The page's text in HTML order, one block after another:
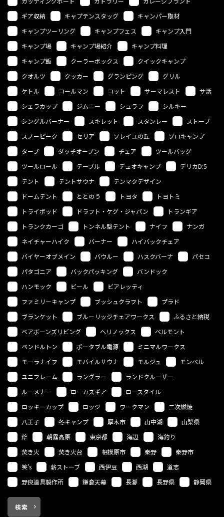
ギア収納
キャプテンスタッグ
キャンパー取材
キャンプツーリング
キャンプフェス
キャンプ入門
キャンプ場
キャンプ場紹介
キャンプ料理
キャンプ飯
クーラーボックス
クイックキャンプ
クオルツ
クッカー グランピング
グリル
ケトル
コールマン コット サーマレスト
サ活
シェラカップ
ジムニー シュラフ
シルキー
シングルバーナー
スキレット スタンレー
ストーブ
スノーピーク
セリア ソレイユの丘
ソロキャンプ
タープ
ダッチオーブン チェア
ツールバッグ
ツールロール
テーブル デュオキャンプ
デリカD:5
テント
テントサウナ
テンマクデザイン
ドームテント
ととのう トヨタ
トヨトミ
トライポッド
ドラフト・ケグ・ジャパン
トランギア
トランクカーゴ
トンネル型テント ナイフ
ナンガ
ネイチャーハイク
バーナー
ハイバックチェア
バイヤーオブメイン
バウルー ハスクバーナ
パセコ
パタゴニア
バックパッキング
バンドック
ハンモック
ビール
ビアレッティ
ファミリーキャンプ
ブッシュクラフト
プラド
ブランケット
ブルーリッジチェアワークス
ふるさと納税
ベアボーンズリビング
ヘリノックス
ベルモント
ペンドルトン
ポータブル電源
ミニマルワークス
モーラナイフ
モバイルサウナ モルジュ
モンベル
ユニフレーム
ラングラー
ランドクルーザー
ルーメナー
ローカスギア
ロースタイル
ロッキーカップ
ロッジ ワークマン
二次燃焼
八王子
冬キャンプ 厚木市 山中湖
山梨県
斧
朝霧高原 東京都 海辺
海釣り
焚き火
焚き火台 相模原市 秦野
秦野市
笑's
薪ストーブ 西伊豆 西湖
道志
野良道具製作所
鎌倉天幕 長瀞 長野県 静岡県
検索